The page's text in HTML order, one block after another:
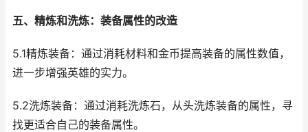
五、精炼和洗炼：装备属性的改造
5.1精炼装备：通过消耗材料和金币提高装备的属性数值，
进一步增强英雄的实力。
5.2洗炼装备：通过消耗洗炼石，从头洗炼装备的属性，寻
找更适合自己的装备属性。